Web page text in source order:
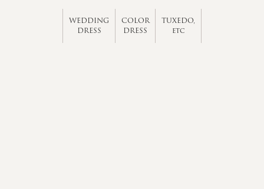
WEDDING
DRESS
COLOR
DRESS
TUXEDO,
etc